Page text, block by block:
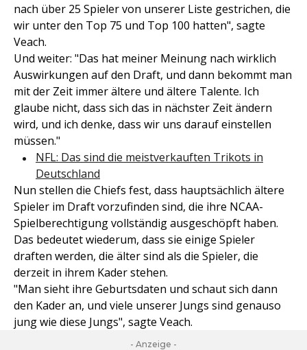
nach über 25 Spieler von unserer Liste gestrichen, die
wir unter den Top 75 und Top 100 hatten", sagte
Veach.
Und weiter: "Das hat meiner Meinung nach wirklich
Auswirkungen auf den Draft, und dann bekommt man
mit der Zeit immer ältere und ältere Talente. Ich
glaube nicht, dass sich das in nächster Zeit ändern
wird, und ich denke, dass wir uns darauf einstellen
müssen."
NFL: Das sind die meistverkauften Trikots in
Deutschland
Nun stellen die Chiefs fest, dass hauptsächlich ältere
Spieler im Draft vorzufinden sind, die ihre NCAA-
Spielberechtigung vollständig ausgeschöpft haben.
Das bedeutet wiederum, dass sie einige Spieler
draften werden, die älter sind als die Spieler, die
derzeit in ihrem Kader stehen.
"Man sieht ihre Geburtsdaten und schaut sich dann
den Kader an, und viele unserer Jungs sind genauso
jung wie diese Jungs", sagte Veach.
- Anzeige -